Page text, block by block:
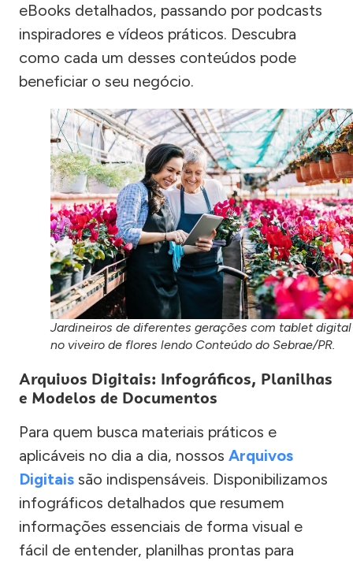
eBooks detalhados, passando por podcasts
inspiradores e vídeos práticos. Descubra
como cada um desses conteúdos pode
beneficiar o seu negócio.
Jardineiros de diferentes gerações com tablet digital
no viveiro de flores lendo Conteúdo do Sebrae/PR.
Arquivos Digitais: Infográficos, Planilhas
e Modelos de Documentos
Para quem busca materiais práticos e
aplicáveis no dia a dia, nossos Arquivos
Digitais são indispensáveis. Disponibilizamos
infográficos detalhados que resumem
informações essenciais de forma visual e
fácil de entender, planilhas prontas para